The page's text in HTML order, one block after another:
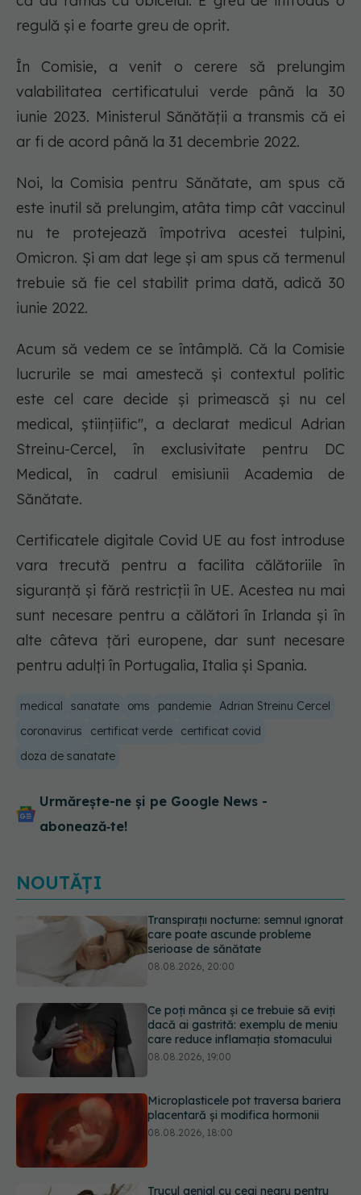
regulă și e foarte greu de oprit.
În Comisie, a venit o cerere să prelungim
valabilitatea certificatului verde până la 30
iunie 2023. Ministerul Sănătății a transmis că ei
ar fi de acord până la 31 decembrie 2022.
Noi, la Comisia pentru Sănătate, am spus că
este inutil să prelungim, atâta timp cât vaccinul
nu te protejează împotriva acestei tulpini,
Omicron. Și am dat lege și am spus că termenul
trebuie să fie cel stabilit prima dată, adică 30
iunie 2022.
Acum să vedem ce se întâmplă. Că la Comisie
lucrurile se mai amestecă și contextul politic
este cel care decide și primească și nu cel
medical, științiific", a declarat medicul Adrian
Streinu-Cercel, în exclusivitate pentru DC
Medical, în cadrul emisiunii Academia de
Sănătate.
Certificatele digitale Covid UE au fost introduse
vara trecută pentru a facilita călătoriile în
siguranță și fără restricții în UE. Acestea nu mai
sunt necesare pentru a călători în Irlanda și în
alte câteva țări europene, dar sunt necesare
pentru adulți în Portugalia, Italia și Spania.
medical sanatate oms pandemie Adrian Streinu Cercel
coronavirus
certificat verde
certificat covid
doza de sanatate
Urmărește-ne și pe Google News -
abonează‑te!
NOUTĂȚI
Ce poți mânca și ce trebuie să eviți
dacă ai gastrită: exemplu de meniu
care reduce inflamația stomacului
Microplasticele pot traversa bariera
placentară și modifica hormonii
08.08.2026, 18:00
Trucul genial cu ceai negru pentru
păr. Tot mai multe femei îl adoră